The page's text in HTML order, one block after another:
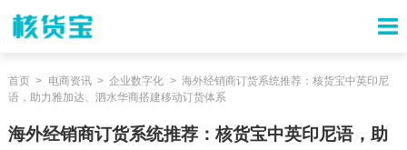
首页 电商资讯 企业数字化
海外经销商订货系统推荐：核货宝中英印尼
语，助力雅加达、泗水华商搭建移动订货体系
海外经销商订货系统推荐：核货宝中英印尼语，助